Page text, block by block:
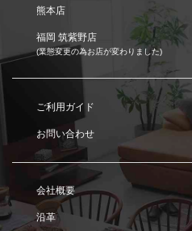
熊本店
福岡 筑紫野店
(業態変更の為お店が変わりました)
ご利用ガイド
お問い合わせ
会社概要
沿革